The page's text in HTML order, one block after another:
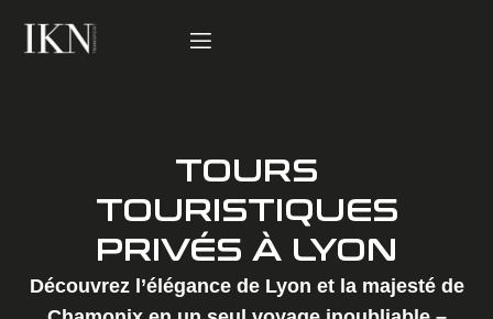
TOURS
TOURISTIQUES
PRIVÉS À LYON
Découvrez l’élégance de Lyon et la majesté de